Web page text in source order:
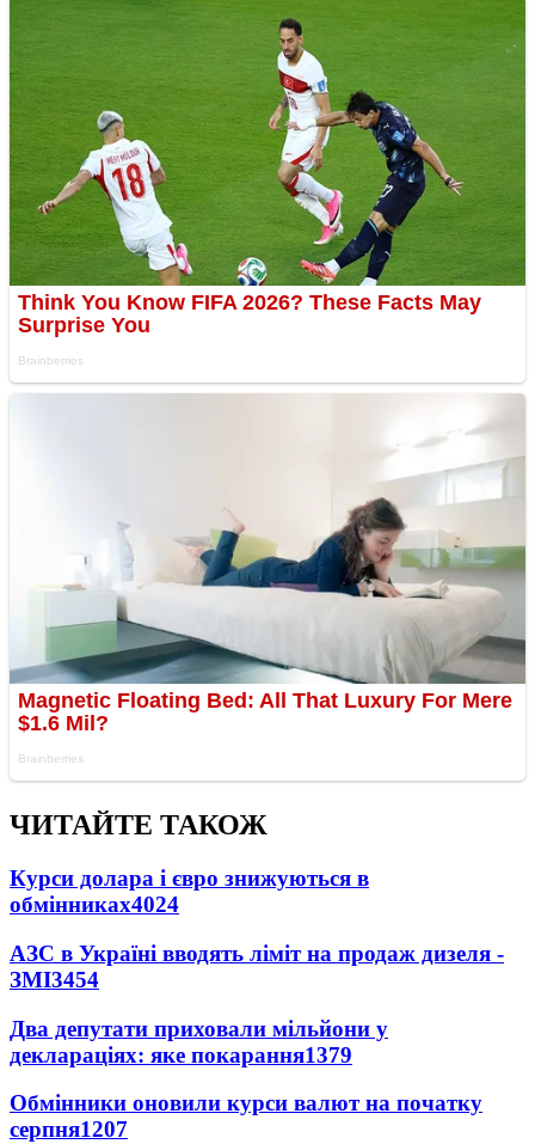
ЧИТАЙТЕ ТАКОЖ
Курси долара і євро знижуються в
обмінниках4024
АЗС в Україні вводять ліміт на продаж дизеля -
ЗМІ3454
Два депутати приховали мільйони у
деклараціях: яке покарання1379
Обмінники оновили курси валют на початку
серпня1207